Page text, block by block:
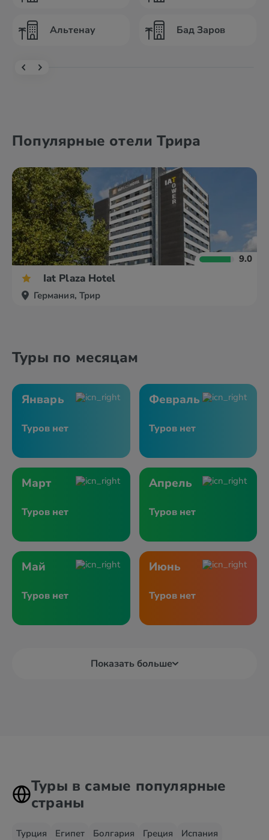
Альтенау Бад Заров
Популярные отели Трира
9.0
Iat Plaza Hotel
Германия, Трир
Туры по месяцам
Январь
Туров нет
Февраль
Туров нет
Март
Туров нет
Апрель
Туров нет
Май
Туров нет
Июнь
Туров нет
Показать больше
Туры в самые популярные
страны
Турция Египет Болгария Греция
Испания